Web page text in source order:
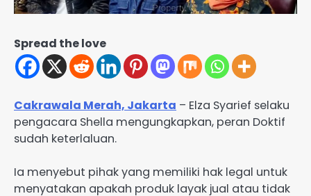
Spread the love
Cakrawala Merah, Jakarta – Elza Syarief selaku
pengacara Shella mengungkapkan, peran Doktif
sudah keterlaluan.
Ia menyebut pihak yang memiliki hak legal untuk
menyatakan apakah produk layak jual atau tidak